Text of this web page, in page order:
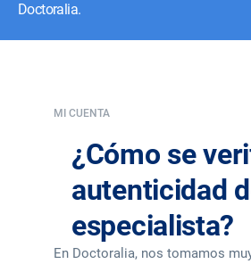
Doctoralia.
MI CUENTA
¿Cómo se
autenticidad
especialista?
En Doctoralia, nos tomamos